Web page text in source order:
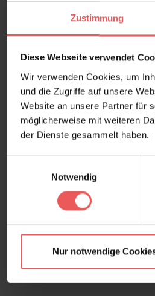
Zustimmung
Diese Webseite verwendet
Wir verwenden Cookies, um
und die Zugriffe auf unsere
Website an unsere Partner für
möglicherweise mit weiteren
der Dienste gesammelt haben.
Notwendig
Nur notwendige